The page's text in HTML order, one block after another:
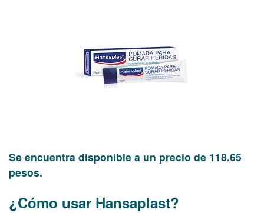
Se encuentra disponible a un precio de 118.65
pesos.
¿Cómo usar Hansaplast?